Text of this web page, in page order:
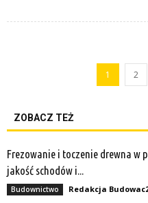
1 2
ZOBACZ TEŻ
Frezowanie i toczenie drewna w
jakość schodów i...
Budownictwo Redakcja